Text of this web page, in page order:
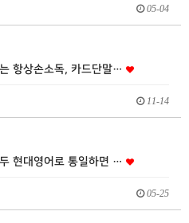
05-04
항상손소독, 카드단말…
11-14
현대영어로 통일하면 …
05-25